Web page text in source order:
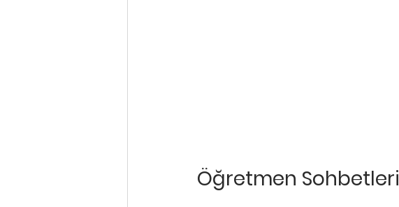
Öğretmen Sohbetleri